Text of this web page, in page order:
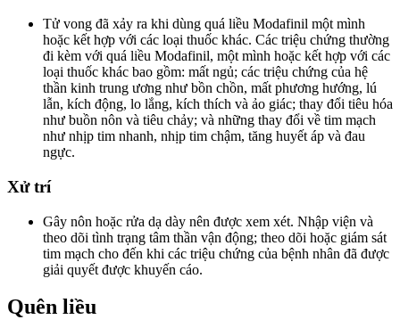
Tử vong đã xảy ra khi dùng quá liều Modafinil một mình
hoặc kết hợp với các loại thuốc khác. Các triệu chứng thường
đi kèm với quá liều Modafinil, một mình hoặc kết hợp với các
loại thuốc khác bao gồm: mất ngủ; các triệu chứng của hệ
thần kinh trung ương như bồn chồn, mất phương hướng, lú
lẫn, kích động, lo lắng, kích thích và ảo giác; thay đổi tiêu hóa
như buồn nôn và tiêu chảy; và những thay đổi về tim mạch
như nhịp tim nhanh, nhịp tim chậm, tăng huyết áp và đau
ngực.
Xử trí
Gây nôn hoặc rửa dạ dày nên được xem xét. Nhập viện và
theo dõi tình trạng tâm thần vận động; theo dõi hoặc giám sát
tim mạch cho đến khi các triệu chứng của bệnh nhân đã được
giải quyết được khuyến cáo.
Quên liều